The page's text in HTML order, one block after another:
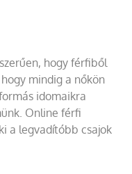
hogy férfiből
mindig a nőkön
idomaikra
Online férfi
a legvadítóbb csajok